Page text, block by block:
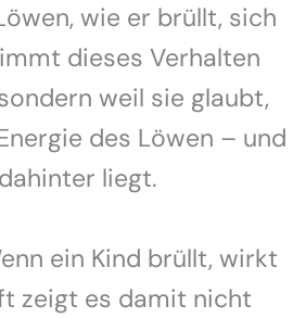
wie er brüllt, sich
dieses Verhalten
weil sie glaubt,
des Löwen – und
liegt.
ein Kind brüllt, wirkt
zeigt es damit nicht